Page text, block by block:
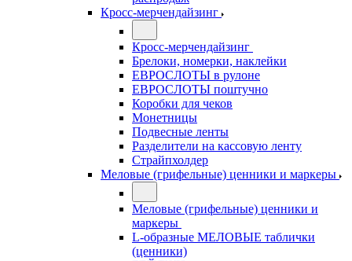
Кросс-мерчендайзинг
Кросс-мерчендайзинг
Брелоки, номерки, наклейки
ЕВРОСЛОТЫ в рулоне
ЕВРОСЛОТЫ поштучно
Коробки для чеков
Монетницы
Подвесные ленты
Разделители на кассовую ленту
Страйпхолдер
Меловые (грифельные) ценники и маркеры
Меловые (грифельные) ценники и
маркеры
L-образные МЕЛОВЫЕ таблички
(ценники)